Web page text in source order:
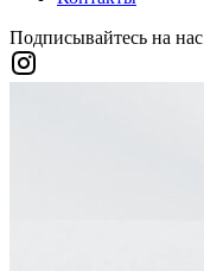
Подписывайтесь на нас